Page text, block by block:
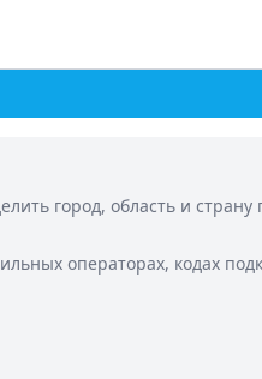
город, область и
операторах, кодах